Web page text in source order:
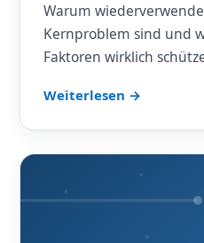
Warum
Kernproblem sind und
Faktoren wirklich
Weiterlesen →